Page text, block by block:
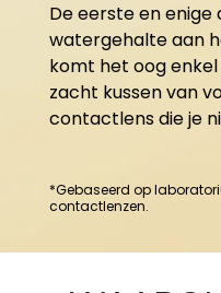
De eerste en enige
watergehalte aan
komt het oog
zacht kussen van
contactlens die je
*Gebaseerd op
contactlenzen.